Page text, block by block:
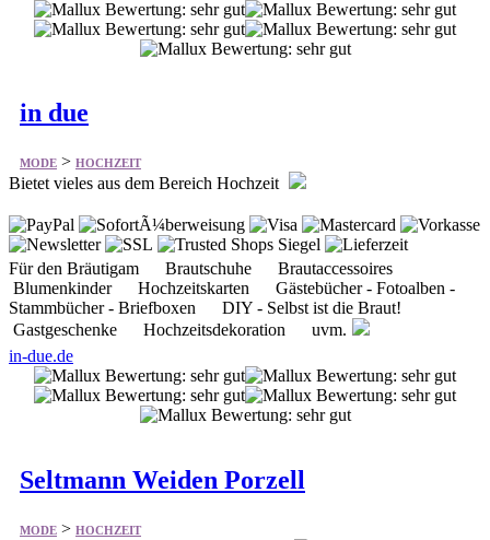
in due
MODE > HOCHZEIT
Bietet vieles aus dem Bereich Hochzeit
Für den Bräutigam Brautschuhe Brautaccessoires
Blumenkinder Hochzeitskarten Gästebücher - Fotoalben -
Stammbücher - Briefboxen DIY - Selbst ist die Braut!
Gastgeschenke Hochzeitsdekoration uvm.
in-due.de
Seltmann Weiden Porzell
MODE > HOCHZEIT